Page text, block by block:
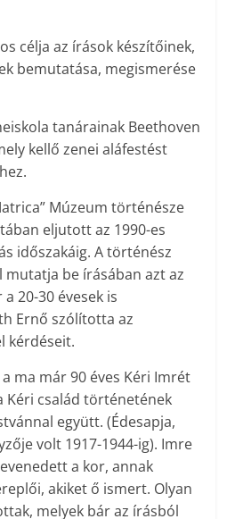
célja az írások készítőinek,
bemutatása, megismerése
tanárainak Beethoven
kellő zenei aláfestést
Múzeum történésze
eljutott az 1990-es
időszakáig. A történész
mutatja be írásában azt az
20-30 évesek is
Ernő szólította az
kérdéseit.
ma már 90 éves Kéri Imrét
Kéri család történetének
együtt. (Édesapja,
volt 1917-1944-ig). Imre
a kor, annak
akiket ő ismert. Olyan
melyek bár az írásból